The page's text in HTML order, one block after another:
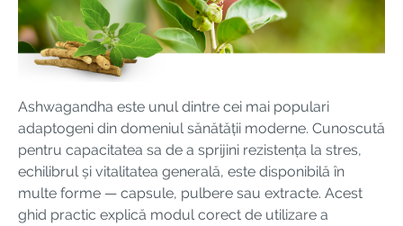
Ashwagandha este unul dintre cei mai populari
adaptogeni din domeniul sănătății moderne. Cunoscută
pentru capacitatea sa de a sprijini rezistența la stres,
echilibrul și vitalitatea generală, este disponibilă în
multe forme — capsule, pulbere sau extracte. Acest
ghid practic explică modul corect de utilizare a